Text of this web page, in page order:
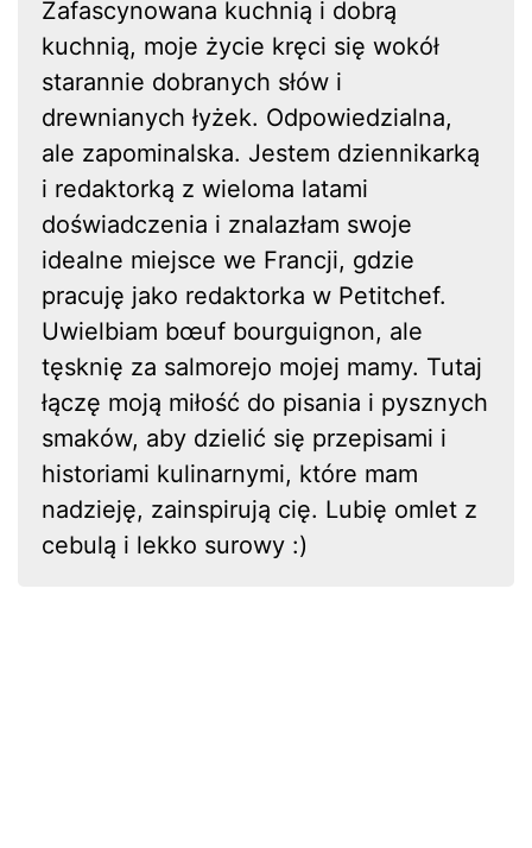
Zafascynowana kuchnią i dobrą
kuchnią, moje życie kręci się wokół
starannie dobranych słów i
drewnianych łyżek. Odpowiedzialna,
ale zapominalska. Jestem dziennikarką
i redaktorką z wieloma latami
doświadczenia i znalazłam swoje
idealne miejsce we Francji, gdzie
pracuję jako redaktorka w Petitchef.
Uwielbiam bœuf bourguignon, ale
tęsknię za salmorejo mojej mamy. Tutaj
łączę moją miłość do pisania i pysznych
smaków, aby dzielić się przepisami i
historiami kulinarnymi, które mam
nadzieję, zainspirują cię. Lubię omlet z
cebulą i lekko surowy :)